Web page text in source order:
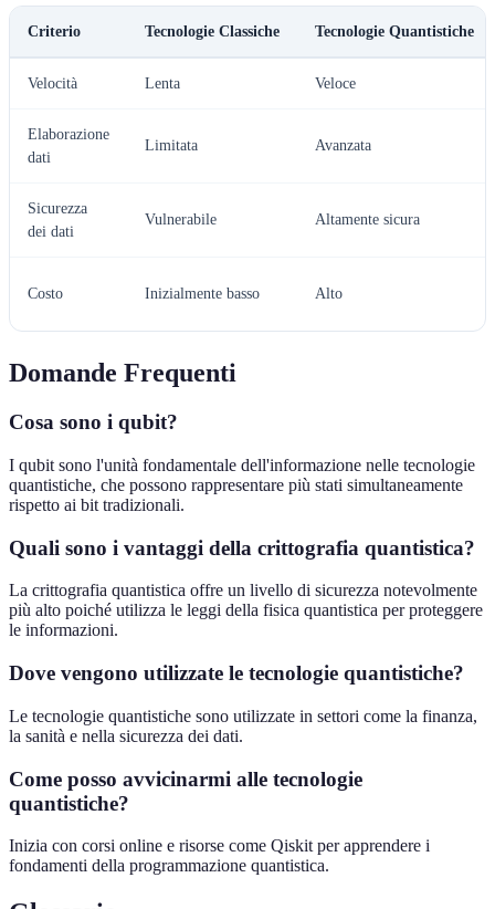
Criterio Tecnologie Classiche Tecnologie Quantistiche
Velocità Lenta Veloce
Elaborazione
dati
Limitata Avanzata
Sicurezza
dei dati
Vulnerabile Altamente sicura
Costo Inizialmente basso Alto
Domande Frequenti
Cosa sono i qubit?
I qubit sono l'unità fondamentale dell'informazione nelle tecnologie
quantistiche, che possono rappresentare più stati simultaneamente
rispetto ai bit tradizionali.
Quali sono i vantaggi della crittografia quantistica?
La crittografia quantistica offre un livello di sicurezza notevolmente
più alto poiché utilizza le leggi della fisica quantistica per proteggere
le informazioni.
Dove vengono utilizzate le tecnologie quantistiche?
Le tecnologie quantistiche sono utilizzate in settori come la finanza,
la sanità e nella sicurezza dei dati.
Come posso avvicinarmi alle tecnologie
quantistiche?
Inizia con corsi online e risorse come Qiskit per apprendere i
fondamenti della programmazione quantistica.